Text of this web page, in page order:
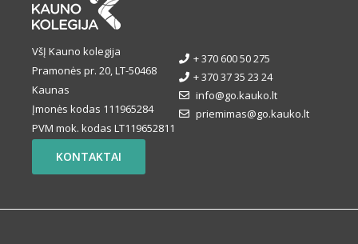
VšĮ Kauno kolegija
Pramonės pr. 20, LT-50468
Kaunas
Įmonės kodas 111965284
PVM mok. kodas LT119652811
+ 370 600 50 275
+ 370 37 35 23 24
info@go.kauko.lt
priemimas@go.kauko.lt
KONTAKTAI